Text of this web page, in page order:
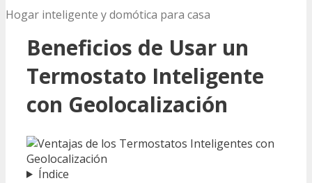
Hogar inteligente y domótica para casa
Beneficios de Usar un
Termostato Inteligente
con Geolocalización
Índice